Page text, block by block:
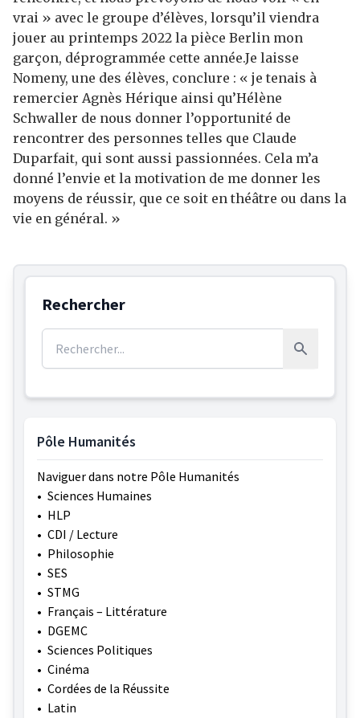
vrai » avec le groupe d’élèves, lorsqu’il viendra
jouer au printemps 2022 la pièce Berlin mon
garçon, déprogrammée cette année.Je laisse
Nomeny, une des élèves, conclure : « je tenais à
remercier Agnès Hérique ainsi qu’Hélène
Schwaller de nous donner l’opportunité de
rencontrer des personnes telles que Claude
Duparfait, qui sont aussi passionnées. Cela m’a
donné l’envie et la motivation de me donner les
moyens de réussir, que ce soit en théâtre ou dans la
vie en général. »
Rechercher
Rechercher
Pôle Humanités
Naviguer dans notre Pôle Humanités
• Sciences Humaines
• HLP
• CDI / Lecture
• Philosophie
• SES
• STMG
• Français – Littérature
• DGEMC
• Sciences Politiques
• Cinéma
• Cordées de la Réussite
• Latin